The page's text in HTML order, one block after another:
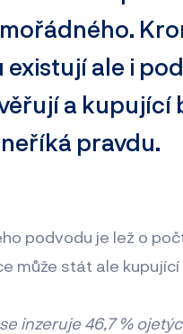
ale i
a kupující
pravdu.
podvodu je lež o
může stát ale
inzeruje 46,7 %